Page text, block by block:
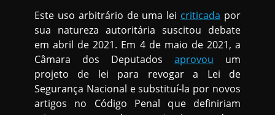
Este uso arbitrário de uma lei criticada por
sua natureza autoritária suscitou debate
em abril de 2021. Em 4 de maio de 2021, a
Câmara dos Deputados aprovou um
projeto de lei para revogar a Lei de
Segurança Nacional e substituí-la por novos
artigos no Código Penal que definiriam